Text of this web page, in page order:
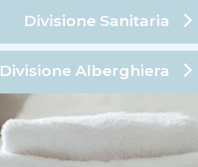
Divisione Sanitaria
Divisione Alberghiera